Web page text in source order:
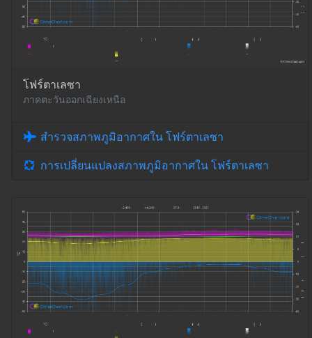
โฟร์ตาเลซา
ภาคตะวันออกเฉียงเหนือ
สำรวจสภาพภูมิอากาศใน โฟร์ตาเลซา
การเปลี่ยนแปลงสภาพภูมิอากาศใน โฟร์ตาเลซา